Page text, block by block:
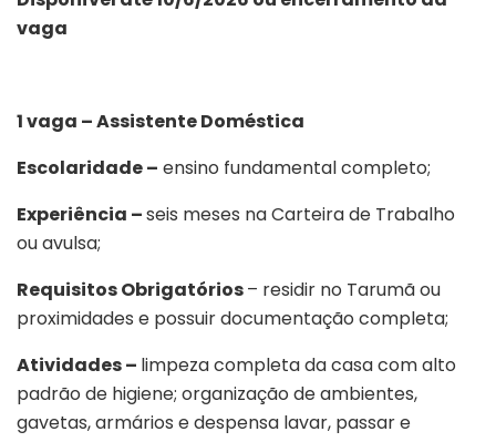
vaga
1 vaga – Assistente Doméstica
Escolaridade – ensino fundamental completo;
Experiência –seis meses na Carteira de Trabalho
ou avulsa;
Requisitos Obrigatórios– residir no Tarumã ou
proximidades e possuir documentação completa;
Atividades – limpeza completa da casa com alto
padrão de higiene; organização de ambientes,
gavetas, armários e despensa lavar, passar e